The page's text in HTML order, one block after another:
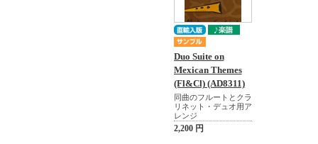
Duo Suite on
Mexican Themes
(Fl&Cl) (AD8311)
同曲のフルートとクラ
リネット・デュオ用ア
レンジ
2,200 円